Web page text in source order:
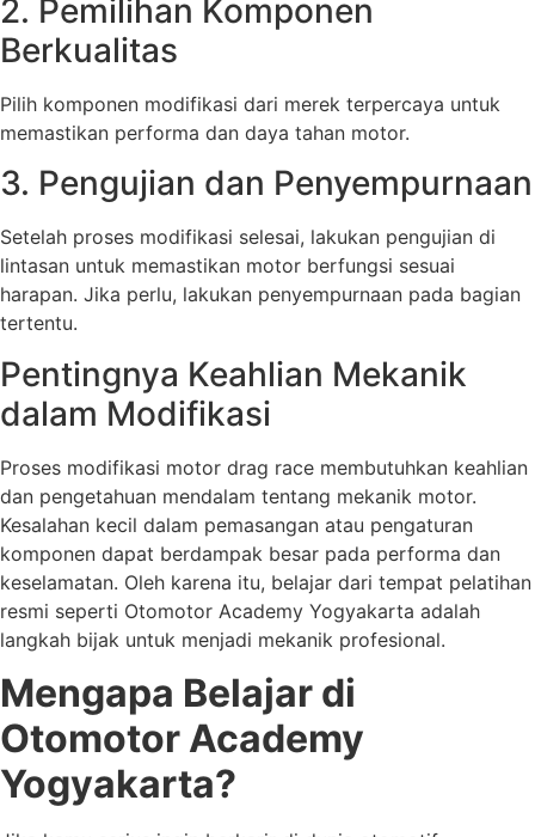
2. Pemilihan Komponen
Berkualitas
Pilih komponen modifikasi dari merek terpercaya untuk
memastikan performa dan daya tahan motor.
3. Pengujian dan Penyempurnaan
Setelah proses modifikasi selesai, lakukan pengujian di
lintasan untuk memastikan motor berfungsi sesuai
harapan. Jika perlu, lakukan penyempurnaan pada bagian
tertentu.
Pentingnya Keahlian Mekanik
dalam Modifikasi
Proses modifikasi motor drag race membutuhkan keahlian
dan pengetahuan mendalam tentang mekanik motor.
Kesalahan kecil dalam pemasangan atau pengaturan
komponen dapat berdampak besar pada performa dan
keselamatan. Oleh karena itu, belajar dari tempat pelatihan
resmi seperti Otomotor Academy Yogyakarta adalah
langkah bijak untuk menjadi mekanik profesional.
Mengapa Belajar di
Otomotor Academy
Yogyakarta?